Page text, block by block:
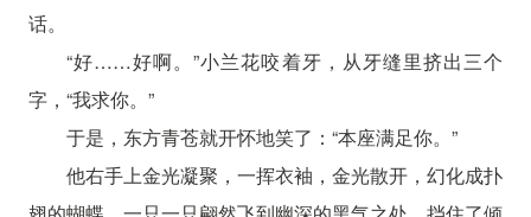
话。
“好……好啊。”小兰花咬着牙，从牙缝里挤出三个
字，“我求你。”
于是，东方青苍就开怀地笑了：“本座满足你。”
他右手上金光凝聚，一挥衣袖，金光散开，幻化成扑